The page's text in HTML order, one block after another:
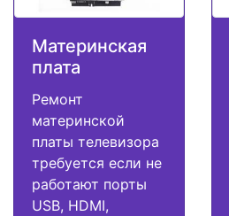
Материнская
плата
Ремонт
материнской
платы телевизора
требуется если не
работают порты
USB, HDMI,